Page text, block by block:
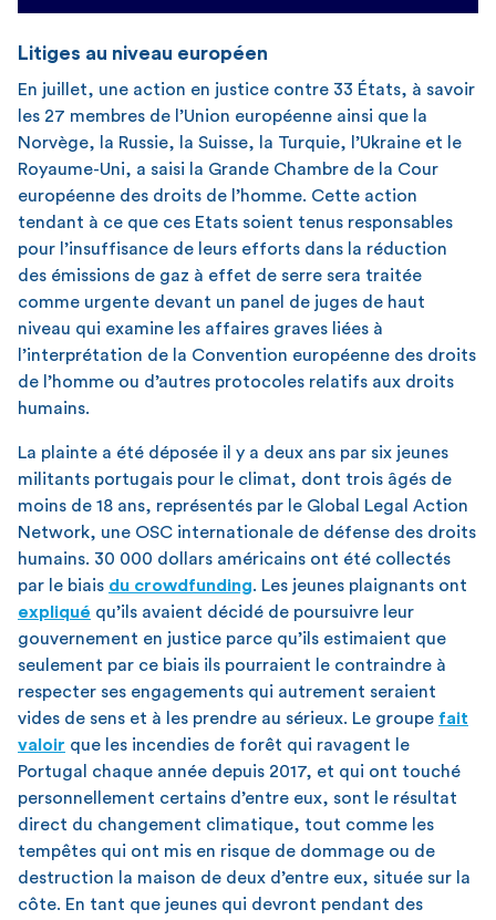
Litiges au niveau européen
En juillet, une action en justice contre 33 États, à savoir
les 27 membres de l’Union européenne ainsi que la
Norvège, la Russie, la Suisse, la Turquie, l’Ukraine et le
Royaume-Uni, a saisi la Grande Chambre de la Cour
européenne des droits de l’homme. Cette action
tendant à ce que ces Etats soient tenus responsables
pour l’insuffisance de leurs efforts dans la réduction
des émissions de gaz à effet de serre sera traitée
comme urgente devant un panel de juges de haut
niveau qui examine les affaires graves liées à
l’interprétation de la Convention européenne des droits
de l’homme ou d’autres protocoles relatifs aux droits
humains.
La plainte a été déposée il y a deux ans par six jeunes
militants portugais pour le climat, dont trois âgés de
moins de 18 ans, représentés par le Global Legal Action
Network, une OSC internationale de défense des droits
humains. 30 000 dollars américains ont été collectés
par le biais du crowdfunding. Les jeunes plaignants ont
expliqué qu’ils avaient décidé de poursuivre leur
gouvernement en justice parce qu’ils estimaient que
seulement par ce biais ils pourraient le contraindre à
respecter ses engagements qui autrement seraient
vides de sens et à les prendre au sérieux. Le groupe fait
valoir que les incendies de forêt qui ravagent le
Portugal chaque année depuis 2017, et qui ont touché
personnellement certains d’entre eux, sont le résultat
direct du changement climatique, tout comme les
tempêtes qui ont mis en risque de dommage ou de
destruction la maison de deux d’entre eux, située sur la
côte. En tant que jeunes qui devront pendant des